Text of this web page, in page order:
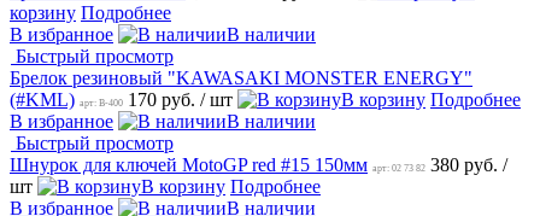
корзину Подробнее
В избранное
В наличии
Быстрый просмотр
Брелок резиновый "KAWASAKI MONSTER ENERGY"
(#KML) арт: B-400 170 руб. / шт В корзину Подробнее
В избранное
В наличии
Быстрый просмотр
Шнурок для ключей MotoGP red #15 150мм арт: 02 73 82 380 руб. /
шт
В корзину Подробнее
В избранное
В наличии